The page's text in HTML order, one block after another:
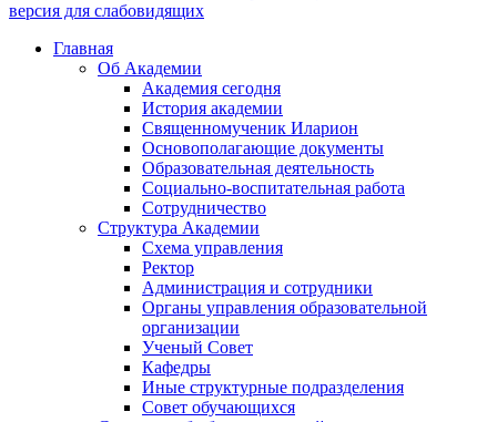
версия для слабовидящих
Главная
Об Академии
Академия сегодня
История академии
Священномученик Иларион
Основополагающие документы
Образовательная деятельность
Социально-воспитательная работа
Сотрудничество
Структура Академии
Схема управления
Ректор
Администрация и сотрудники
Органы управления образовательной
организации
Ученый Совет
Кафедры
Иные структурные подразделения
Совет обучающихся